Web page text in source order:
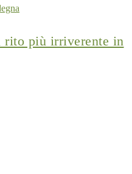
rito più irriverente in